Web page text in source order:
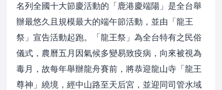
名列全國十大節慶活動的「鹿港慶端陽」是全台舉
辦最悠久且規模最大的端午節活動，並由「龍王
祭」宣告活動起跑。「龍王祭」為全台特有之民俗
儀式，農曆五月因氣候多變易致疫病，向來被視為
毒月，故每年舉辦龍舟賽前，將恭迎龍山寺「龍王
尊神」繞境，經中山路至天后宮，並迎同司管水域